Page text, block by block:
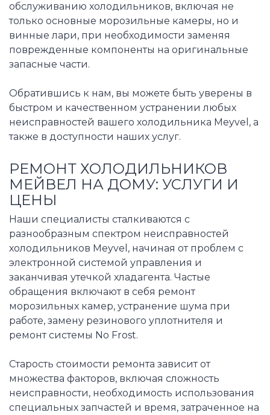
обслуживанию холодильников, включая не
только основные морозильные камеры, но и
винные лари, при необходимости заменяя
поврежденные компоненты на оригинальные
запасные части.
Обратившись к нам, вы можете быть уверены в
быстром и качественном устранении любых
неисправностей вашего холодильника Meyvel, а
также в доступности наших услуг.
РЕМОНТ ХОЛОДИЛЬНИКОВ
МЕЙВЕЛ НА ДОМУ: УСЛУГИ И
ЦЕНЫ
Наши специалисты сталкиваются с
разнообразным спектром неисправностей
холодильников Meyvel, начиная от проблем с
электронной системой управления и
заканчивая утечкой хладагента. Частые
обращения включают в себя ремонт
морозильных камер, устранение шума при
работе, замену резинового уплотнителя и
ремонт системы No Frost.
Старость стоимости ремонта зависит от
множества факторов, включая сложность
неисправности, необходимость использования
специальных запчастей и время, затраченное на